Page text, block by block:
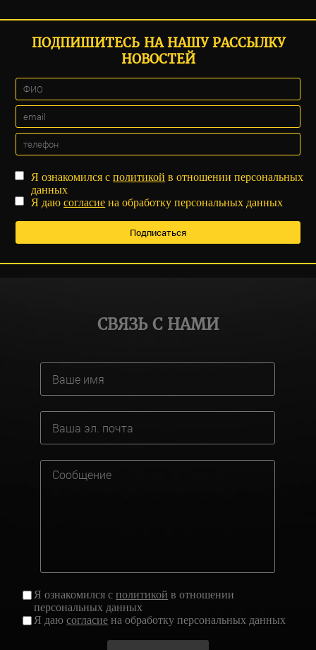
ПОДПИШИТЕСЬ НА НАШУ РАССЫЛКУ
НОВОСТЕЙ
Я ознакомился сполитикой в отношении персональных
данных
Я даюсогласие на обработку персональных данных
СВЯЗЬ С НАМИ
Я ознакомился сполитикой в отношении
персональных данных
Я даюсогласие на обработку персональных данных